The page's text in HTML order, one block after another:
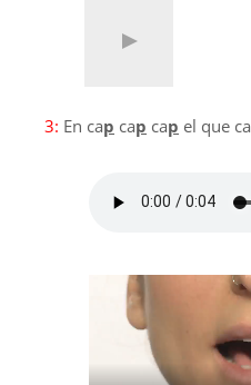
3: En cap cap cap el que ca